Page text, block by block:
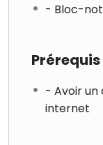
- Bloc-
Prérequis
- Avoir un
internet